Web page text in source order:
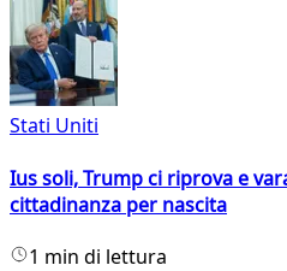
Stati Uniti
Ius soli, Trump ci riprova e
cittadinanza per nascita
1 min di lettura